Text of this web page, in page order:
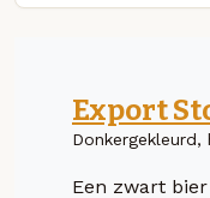
Export
Een zwart